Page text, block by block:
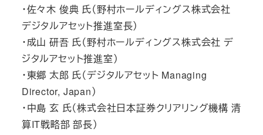
・佐々木 俊典 氏（野村ホールディングス株式会社
デジタルアセット推進室長）
・成山 研吾 氏（野村ホールディングス株式会社 デ
ジタルアセット推進室）
・東郷 太郎 氏（デジタルアセット Managing
Director, Japan）
・中島 玄 氏（株式会社日本証券クリアリング機構 清
算IT戦略部 部長）